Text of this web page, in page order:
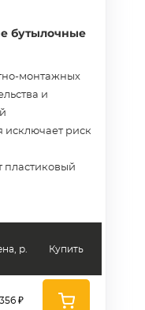
бутылочные
монтажных
и
исключает риск
пластиковый
р.
₽
Купить